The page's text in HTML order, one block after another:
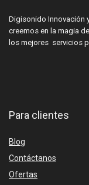
Digisonido Innovación
creemos en la magia
los mejores servicios
Para clientes
Blog
Contáctanos
Ofertas